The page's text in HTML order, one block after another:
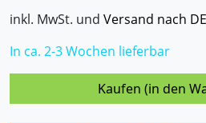
inkl. MwSt. und Versand nach DE
In ca. 2-3 Wochen lieferbar
Kaufen (in den